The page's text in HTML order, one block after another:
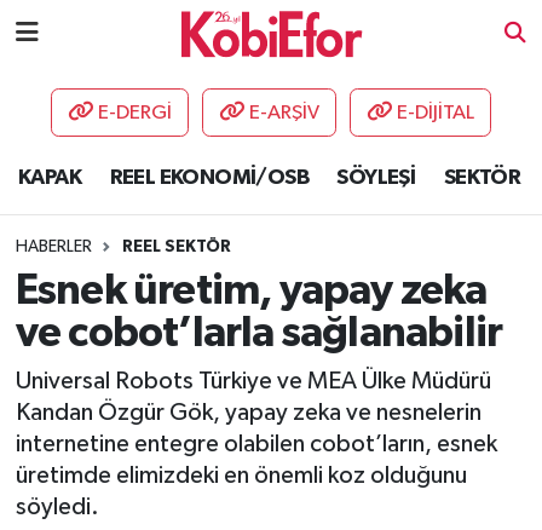
E-DERGİ E-ARŞİV E-DİJİTAL
KAPAK REEL EKONOMİ/OSB SÖYLEŞİ SEKTÖR
HABERLER REEL SEKTÖR
Esnek üretim, yapay zeka
ve cobot’larla sağlanabilir
Universal Robots Türkiye ve MEA Ülke Müdürü
Kandan Özgür Gök, yapay zeka ve nesnelerin
internetine entegre olabilen cobot’ların, esnek
üretimde elimizdeki en önemli koz olduğunu
söyledi.
AKADEMİ
DESTEK-TEŞVİK
ETKİNLİK
GÜNCEL
HABERLER
KAPAK